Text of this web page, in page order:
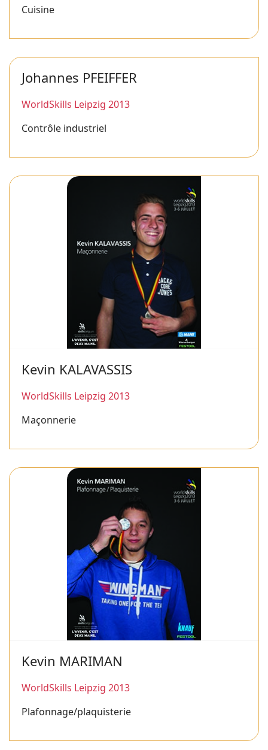
Cuisine
Johannes PFEIFFER
WorldSkills Leipzig 2013
Contrôle industriel
Kevin KALAVASSIS
WorldSkills Leipzig 2013
Maçonnerie
Kevin MARIMAN
WorldSkills Leipzig 2013
Plafonnage/plaquisterie